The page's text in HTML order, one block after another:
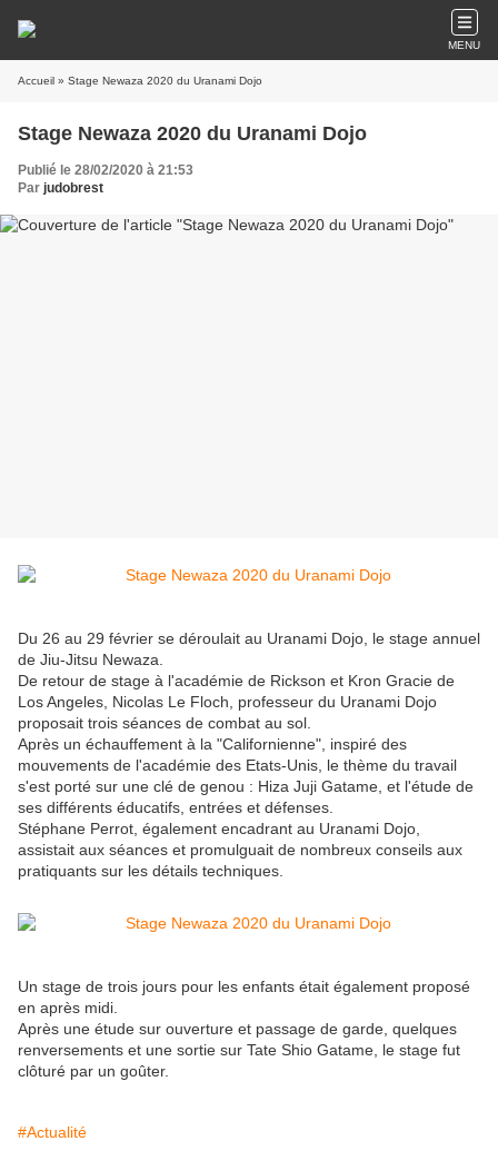
MENU
Accueil » Stage Newaza 2020 du Uranami Dojo
Stage Newaza 2020 du Uranami Dojo
Publié le 28/02/2020 à 21:53
Par judobrest
Du 26 au 29 février se déroulait au Uranami Dojo, le stage annuel
de Jiu-Jitsu Newaza.
De retour de stage à l'académie de Rickson et Kron Gracie de
Los Angeles, Nicolas Le Floch, professeur du Uranami Dojo
proposait trois séances de combat au sol.
Après un échauffement à la "Californienne", inspiré des
mouvements de l'académie des Etats-Unis, le thème du travail
s'est porté sur une clé de genou : Hiza Juji Gatame, et l'étude de
ses différents éducatifs, entrées et défenses.
Stéphane Perrot, également encadrant au Uranami Dojo,
assistait aux séances et promulguait de nombreux conseils aux
pratiquants sur les détails techniques.
Un stage de trois jours pour les enfants était également proposé
en après midi.
Après une étude sur ouverture et passage de garde, quelques
renversements et une sortie sur Tate Shio Gatame, le stage fut
clôturé par un goûter.
#Actualité